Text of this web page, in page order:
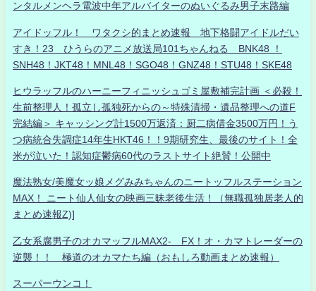
ンタルメンヘラ電波中年アルバイターのぬいぐるみ男子末路編
アイドッフル！ ワタクシ的まとめ速報 地下格闘アイドルだい
すき！23 ひうらのアニメ放送局101ちゃんねる BNK48 ！
SNH48！JKT48！MNL48！SGO48！GNZ48！STU48！SKE48
ヒウラッフルのハーニーフィニッシュゴミ屋敷補完計画 ＜必殺！
生前整理人！孤立し孤独死からの～特殊清掃・遺品整理への道F
完結編＞ キャッシング計1500万返済：厨二病借金3500万円！う
つ病統合失調症14年生HKT46！！9期研究生、最後のサイト！全
米が泣いた！認知症鬱病60代のラストサイト絶賛！公開中
魔法熟女/美魔女ッ娘メグみみちゃんのニートッフルステーション
MAX！ ニート仙人仙女の映画三昧老後生活！（無職孤独居老人的
まとめ速報Z)]
乙女系腐男子のオカマッフルMAX2- FX！オ・カマトレーダーの
逆襲！！ 極道のオカマたち編（おもしろ動画まとめ速報）
スーパーウンコ！